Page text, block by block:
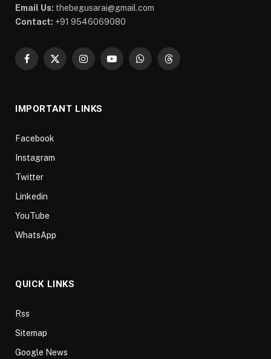
Email Us: thebegusarai@gmail.com
Contact: +91 9546069080
Facebook
X
InstagramYouTubeWhatsAppThreads
IMPORTANT LINKS
Facebook
Instagram
Twitter
Linkedin
YouTube
WhatsApp
QUICK LINKS
Rss
Sitemap
Google News